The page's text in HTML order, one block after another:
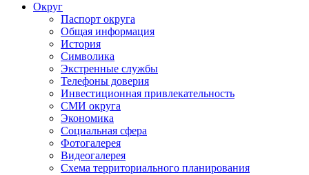
Округ
Паспорт округа
Общая информация
История
Символика
Экстренные службы
Телефоны доверия
Инвестиционная привлекательность
СМИ округа
Экономика
Социальная сфера
Фотогалерея
Видеогалерея
Схема территориального планирования